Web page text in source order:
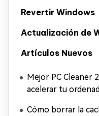
Revertir Windows
Actualización de
Artículos Nuevos
Mejor PC Cleaner
acelerar tu
Cómo borrar la